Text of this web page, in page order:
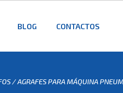
BLOG CONTACTOS
/ AGRAFES PARA MÁQUINA